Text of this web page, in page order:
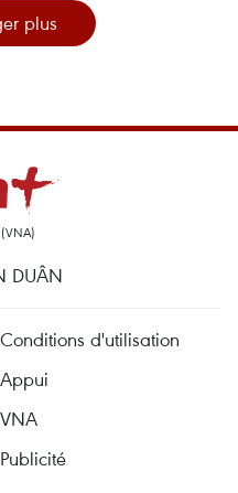
plus
DUÂN
Conditions d'utilisation
Appui
VNA
Publicité